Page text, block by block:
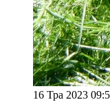
16 Тра 2023